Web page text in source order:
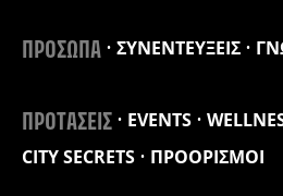
ΠΡΟΣΩΠΑ ΣΥΝΕΝΤΕΥΞΕΙΣ
ΠΡΟΤΑΣΕΙΣ EVENTS
CITY SECRETS
ΠΡΟΟΡΙΣΜΟΙ